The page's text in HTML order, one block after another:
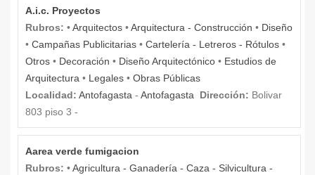
A.i.c. Proyectos
Rubros: •Arquitectos •Arquitectura - Construcción • Diseño
• Campañas Publicitarias • Cartelería - Letreros - Rótulos •
Otros • Decoración • Diseño Arquitectónico • Estudios de
Arquitectura • Legales • Obras Públicas
Localidad: Antofagasta - Antofagasta Dirección: Bolivar
803 piso 3 -
Aarea verde fumigacion
Rubros: •Agricultura - Ganadería - Caza - Silvicultura -